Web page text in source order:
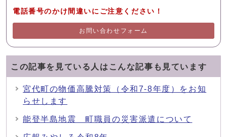
電話番号のかけ間違いにご注意ください！
お問い合わせフォーム
この記事を見ている人はこんな記事も見ています
宮代町の物価高騰対策（令和7-8年度）をお知
らせします
能登半島地震 町職員の災害派遣について